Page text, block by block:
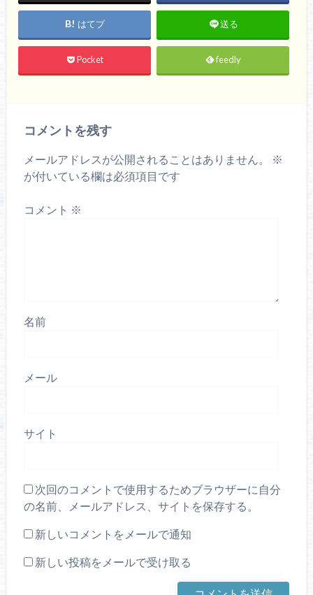
はてブ 送る
Pocket feedly
コメントを残す
メールアドレスが公開されることはありません。
※
が付いている欄は必須項目です
コメント ※
名前
メール
サイト
次回のコメントで使用するためブラウザーに自分
の名前、メールアドレス、サイトを保存する。
新しいコメントをメールで通知
新しい投稿をメールで受け取る